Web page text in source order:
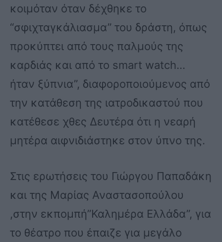
κοιμόταν όταν δέχθηκε το
“σφιχταγκάλιασμα” του δράστη, όπως
προκύπτει από τους παλμούς της
καρδιάς και από το smart watch…
ήταν ξύπνια”, διαφοροποιούμενος από
την κατάθεση της ιατροδικαστού που
κατέθεσε χθες Δευτέρα ότι η νεαρή
μητέρα αιφνιδιάστηκε στον ύπνο της.
Στις ερωτήσεις του Γιώργου Παπαδάκη
και της Μαρίας Αναστασοπούλου
,στην εκπομπή”Καλημέρα Ελλάδα”, για
το θέατρο που έπαιζε για μεγάλο